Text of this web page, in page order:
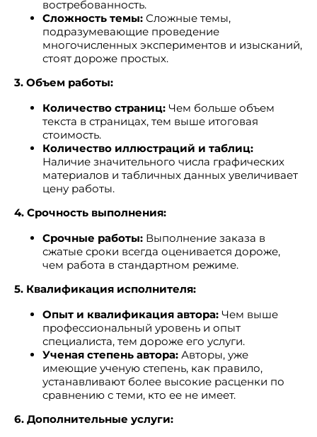
востребованность.
Сложность темы: Сложные темы,
подразумевающие проведение
многочисленных экспериментов и изысканий,
стоят дороже простых.
3. Объем работы:
Количество страниц: Чем больше объем
текста в страницах, тем выше итоговая
стоимость.
Количество иллюстраций и таблиц:
Наличие значительного числа графических
материалов и табличных данных увеличивает
цену работы.
4. Срочность выполнения:
Срочные работы: Выполнение заказа в
сжатые сроки всегда оценивается дороже,
чем работа в стандартном режиме.
5. Квалификация исполнителя:
Опыт и квалификация автора: Чем выше
профессиональный уровень и опыт
специалиста, тем дороже его услуги.
Ученая степень автора: Авторы, уже
имеющие ученую степень, как правило,
устанавливают более высокие расценки по
сравнению с теми, кто ее не имеет.
6. Дополнительные услуги: